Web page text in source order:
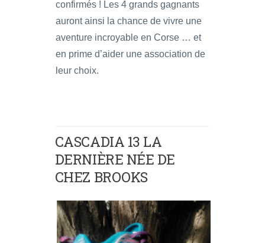
confirmés ! Les 4 grands gagnants
auront ainsi la chance de vivre une
aventure incroyable en Corse … et
en prime d’aider une association de
leur choix.
CASCADIA 13 LA
DERNIÈRE NÉE DE
CHEZ BROOKS